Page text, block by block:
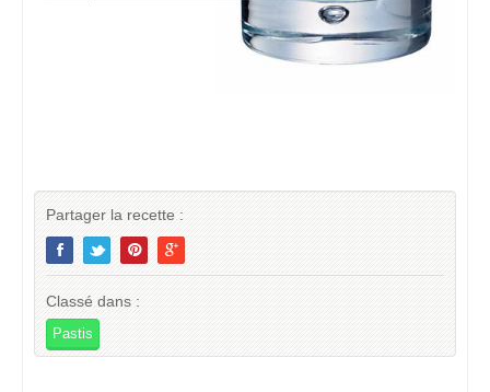
Partager la recette :
Classé dans :
Pastis